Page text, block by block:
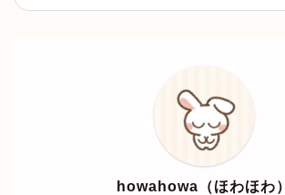
howahowa（ほわほわ）